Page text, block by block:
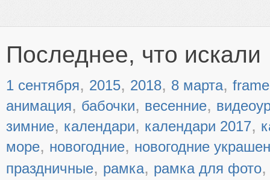
Последнее, что искали
1 сентября, 2015, 2018, 8 марта, frame
анимация, бабочки, весенние,
зимние, календари, календари 2017,
море, новогодние, новогодние
праздничные, рамка, рамка для фото